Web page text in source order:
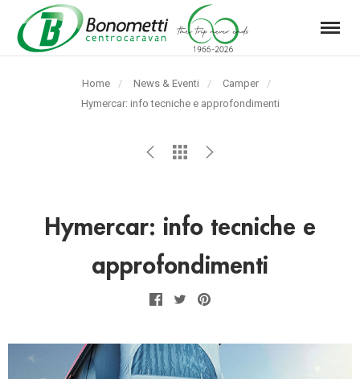
Automarket
Menu
Home News & Eventi
Camper
Pagina
Hymercar: info tecniche e approfondimenti
Hymercar: info tecniche e
approfondimenti